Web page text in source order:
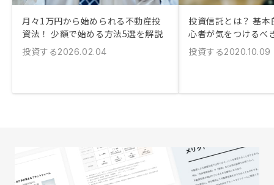
月々1万円から始められる不動産投
資法！ 少額で始める方法5選を解説
投資する2026.02.04
投資信託とは？ 基
心者が気をつけるべ
投資する2020.10.09